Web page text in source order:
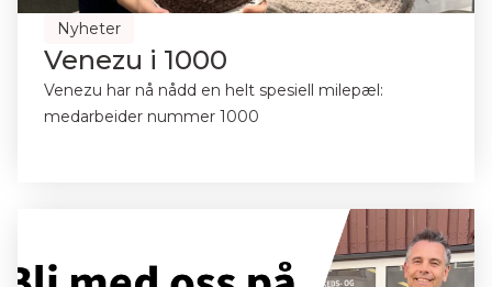
Nyheter
Venezu i 1000
Venezu har nå nådd en helt spesiell milepæl:
medarbeider nummer 1000